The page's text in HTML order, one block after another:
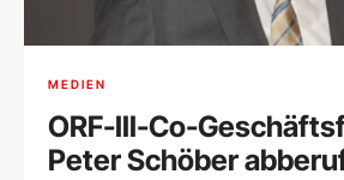
MEDIEN
ORF-III-Co-
Peter Schöber